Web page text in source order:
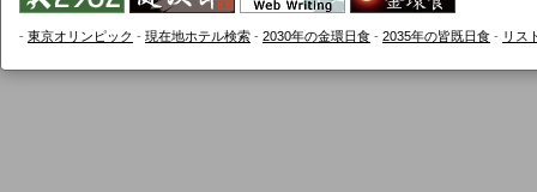
- 東京オリンピック - 現在地ホテル検索 - 2030年の金環日食 - 2035年の皆既日食 - リス